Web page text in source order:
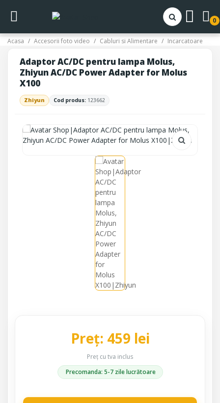
0
Acasa Accesorii foto video Cabluri si Alimentare Incarcatoare
Adaptor AC/DC pentru lampa Molus,
Zhiyun AC/DC Power Adapter for Molus
X100
Zhiyun Cod produs: 123662
Preț: 459 lei
Preț cu tva inclus
Precomanda: 5-7 zile lucrătoare